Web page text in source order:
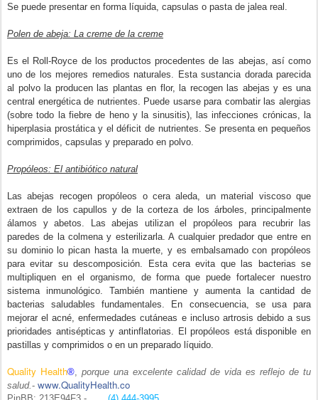
Se puede presentar en forma líquida, capsulas o pasta de jalea real.
Polen de abeja: La creme de la creme
Es el Roll-Royce de los productos procedentes de las abejas, así como
uno de los mejores remedios naturales. Esta sustancia dorada parecida
al polvo la producen las plantas en flor, la recogen las abejas y es una
central energética de nutrientes. Puede usarse para combatir las alergias
(sobre todo la fiebre de heno y la sinusitis), las infecciones crónicas, la
hiperplasia prostática y el déficit de nutrientes. Se presenta en pequeños
comprimidos, capsulas y preparado en polvo.
Propóleos: El antibiótico natural
Las abejas recogen propóleos o cera aleda, un material viscoso que
extraen de los capullos y de la corteza de los árboles, principalmente
álamos y abetos. Las abejas utilizan el propóleos para recubrir las
paredes de la colmena y esterilizarla. A cualquier predador que entre en
su dominio lo pican hasta la muerte, y es embalsamado con propóleos
para evitar su descomposición. Esta cera evita que las bacterias se
multipliquen en el organismo, de forma que puede fortalecer nuestro
sistema inmunológico. También mantiene y aumenta la cantidad de
bacterias saludables fundamentales. En consecuencia, se usa para
mejorar el acné, enfermedades cutáneas e incluso artrosis debido a sus
prioridades antisépticas y antinflatorias. El propóleos está disponible en
pastillas y comprimidos o en un preparado líquido.
Quality Health®, porque una excelente calidad de vida es reflejo de tu
salud.- www.QualityHealth.co